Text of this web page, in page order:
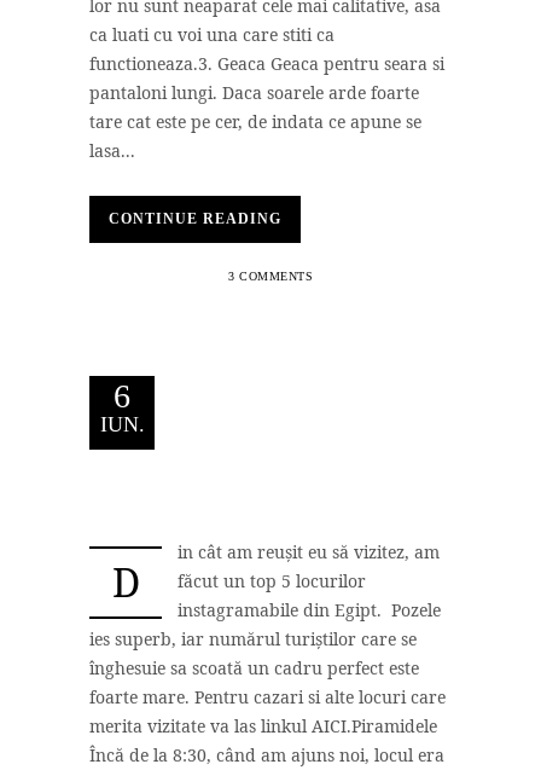
lor nu sunt neaparat cele mai calitative, asa
ca luati cu voi una care stiti ca
functioneaza.3. Geaca Geaca pentru seara si
pantaloni lungi. Daca soarele arde foarte
tare cat este pe cer, de indata ce apune se
lasa...
CONTINUE READING
3 COMMENTS
6
IUN.
D
in cât am reușit eu să vizitez, am
făcut un top 5 locurilor
instagramabile din Egipt. Pozele
ies superb, iar numărul turiștilor care se
înghesuie sa scoată un cadru perfect este
foarte mare. Pentru cazari si alte locuri care
merita vizitate va las linkul AICI.Piramidele
Încă de la 8:30, când am ajuns noi, locul era